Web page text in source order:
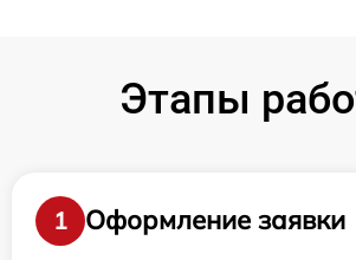
Этапы
1
Оформление заявки